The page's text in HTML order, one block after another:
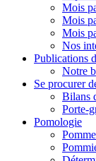
Mois
Mois
Mois
Nos
Publications
Notre
Se procurer
Bilans
Porte-
Pomologie